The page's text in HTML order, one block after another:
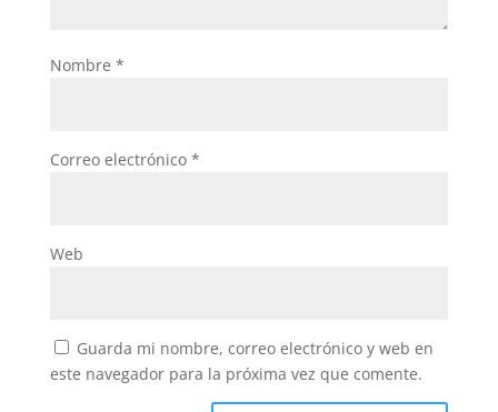
Nombre *
Correo electrónico *
Web
Guarda mi nombre, correo electrónico y web en
este navegador para la próxima vez que comente.